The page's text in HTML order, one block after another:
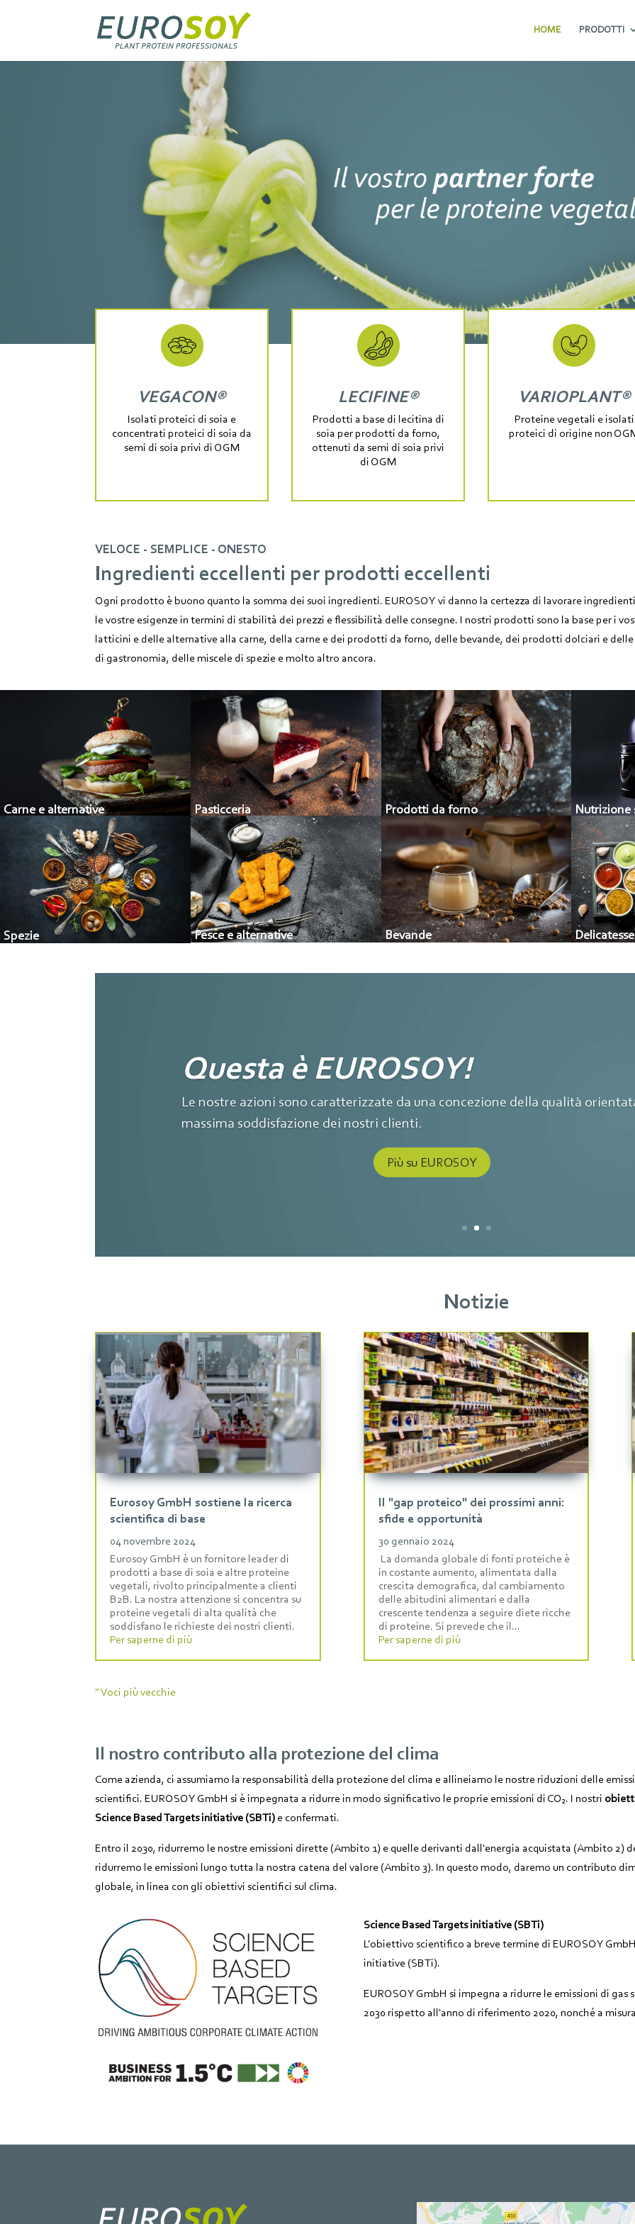
HOME PRODOTTI
VEGACON®
Isolati proteici di soia e
concentrati proteici di soia da
semi di soia privi di OGM
LECIFINE®
Prodotti a base di lecitina di
soia per prodotti da forno,
ottenuti da semi di soia privi
di OGM
VARIOPLANT®
Proteine vegetali e isolati
proteici di origine non
VELOCE - SEMPLICE - ONESTO
Ingredienti eccellenti per prodotti eccellenti
Ogni prodotto è buono quanto la somma dei suoi ingredienti. EUROSOY vi danno la certezza di lavorare
le vostre esigenze in termini di stabilità dei prezzi e flessibilità delle consegne. I nostri prodotti sono la base per i
latticini e delle alternative alla carne, della carne e dei prodotti da forno, delle bevande, dei prodotti dolciari e
di gastronomia, delle miscele di spezie e molto altro ancora.
Carne e alternative Pasticceria Prodotti da forno Nutrizione
Spezie Pesce e alternative Bevande
Questa è EUROSOY!
Le nostre azioni sono caratterizzate da una concezione della qualità
massima soddisfazione dei nostri clienti.
Più su EUROSOY
Notizie
Eurosoy GmbH sostiene la ricerca
scientifica di base
04 novembre 2024
Eurosoy GmbH è un fornitore leader di
prodotti a base di soia e altre proteine
vegetali, rivolto principalmente a clienti
B2B. La nostra attenzione si concentra su
proteine vegetali di alta qualità che
soddisfano le richieste dei nostri clienti.
Per saperne di più
Il "gap proteico" dei prossimi anni:
sfide e opportunità
30 gennaio 2024
La domanda globale di fonti proteiche è
in costante aumento, alimentata dalla
crescita demografica, dal cambiamento
delle abitudini alimentari e dalla
crescente tendenza a seguire diete ricche
di proteine. Si prevede che il...
Per saperne di più
" Voci più vecchie
Il nostro contributo alla protezione del clima
Come azienda, ci assumiamo la responsabilità della protezione del clima e allineiamo le nostre riduzioni delle
scientifici. EUROSOY GmbH si è impegnata a ridurre in modo significativo le proprie emissioni di CO₂. I nostri
Science Based Targets initiative (SBTi) e confermati.
Entro il 2030, ridurremo le nostre emissioni dirette (Ambito 1) e quelle derivanti dall'energia acquistata (Ambito 2)
ridurremo le emissioni lungo tutta la nostra catena del valore (Ambito 3). In questo modo, daremo un contributo
globale, in linea con gli obiettivi scientifici sul clima.
Science Based Targets initiative (SBTi)
L'obiettivo scientifico a breve termine di EUROSOY
initiative (SBTi).
EUROSOY GmbH si impegna a ridurre le emissioni di
2030 rispetto all'anno di riferimento 2020, nonché a